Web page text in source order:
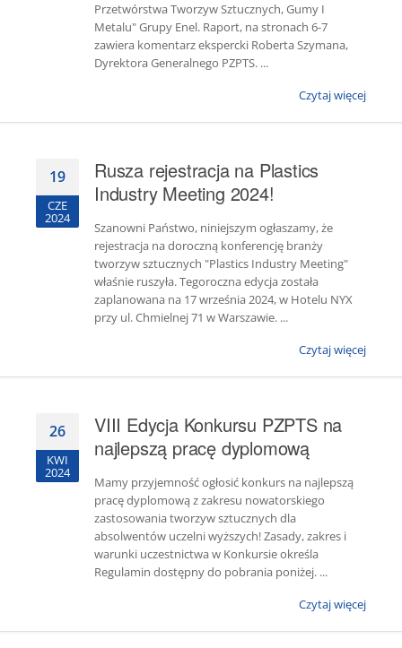
Przetwórstwa Tworzyw Sztucznych, Gumy I
Metalu" Grupy Enel. Raport, na stronach 6-7
zawiera komentarz ekspercki Roberta Szymana,
Dyrektora Generalnego PZPTS. ...
Czytaj więcej
19
CZE
2024
Rusza rejestracja na Plastics
Industry Meeting 2024!
Szanowni Państwo, niniejszym ogłaszamy, że
rejestracja na doroczną konferencję branży
tworzyw sztucznych "Plastics Industry Meeting"
właśnie ruszyła. Tegoroczna edycja została
zaplanowana na 17 września 2024, w Hotelu NYX
przy ul. Chmielnej 71 w Warszawie. ...
Czytaj więcej
26
KWI
2024
VIII Edycja Konkursu PZPTS na
najlepszą pracę dyplomową
Mamy przyjemność ogłosić konkurs na najlepszą
pracę dyplomową z zakresu nowatorskiego
zastosowania tworzyw sztucznych dla
absolwentów uczelni wyższych! Zasady, zakres i
warunki uczestnictwa w Konkursie określa
Regulamin dostępny do pobrania poniżej. ...
Czytaj więcej